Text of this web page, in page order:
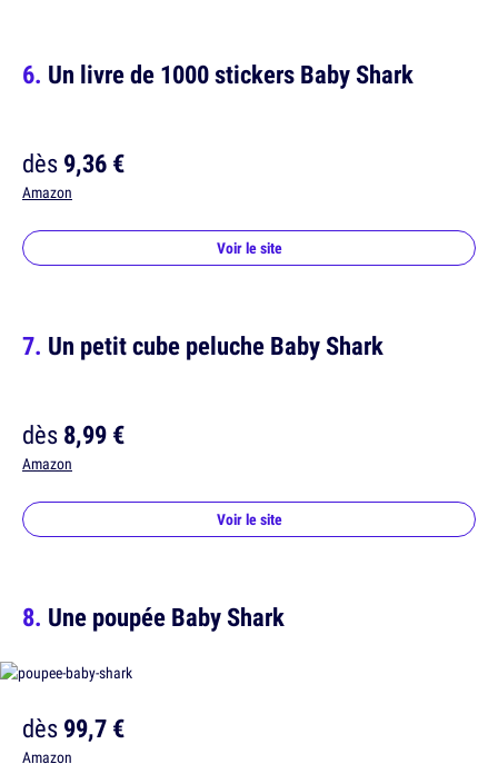
Un livre de 1000 stickers Baby Shark
dès9,36 €
Amazon
Voir le site
Un petit cube peluche Baby Shark
dès8,99 €
Amazon
Voir le site
Une poupée Baby Shark
dès99,7 €
Amazon